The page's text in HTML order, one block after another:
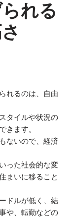
れる
れるのは、自由
タイルや状況の
きます。
ないので、経済
った社会的な変
まいに移ること
ドルが低く、結
や、転勤などの